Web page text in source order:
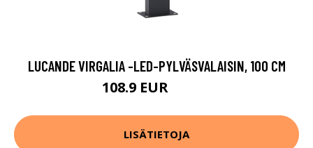
LUCANDE VIRGALIA -LED-PYLVÄSVALAISIN, 100 CM
108.9 EUR
LISÄTIETOJA